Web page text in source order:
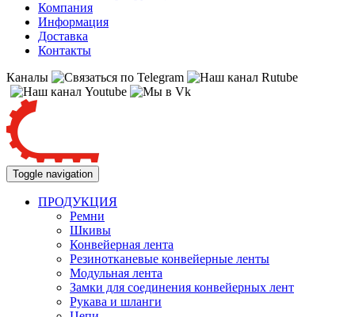
Компания
Информация
Доставка
Контакты
Каналы
Toggle navigation
ПРОДУКЦИЯ
Ремни
Шкивы
Конвейерная лента
Резинотканевые конвейерные ленты
Модульная лента
Замки для соединения конвейерных лент
Рукава и шланги